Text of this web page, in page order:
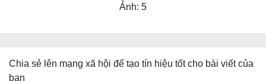
Ảnh: 5
Chia sẻ lên mạng xã hội để tạo tín hiệu tốt cho bài viết của
bạn